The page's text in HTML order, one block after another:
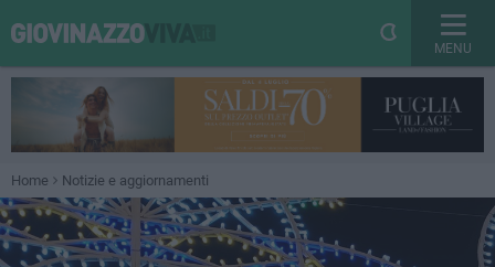
MENU
Home Notizie e aggiornamenti